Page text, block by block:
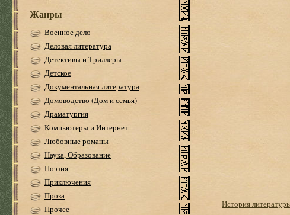
Жанры
Военное дело
Деловая литература
Детективы и Триллеры
Детское
Документальная литература
Домоводство (Дом и семья)
Драматургия
Компьютеры и Интернет
Любовные романы
Наука, Образование
Поэзия
Приключения
Проза
Прочее
История